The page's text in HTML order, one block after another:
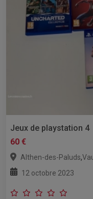
Jeux de playstation 4
60 €
Althen-des-Paluds,
12 octobre 2023